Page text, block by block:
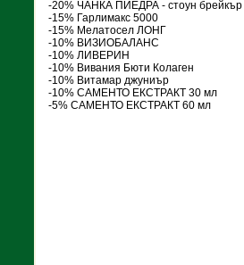
-20% ЧАНКА ПИЕДРА - стоун брейкър
-15% Гарлимакс 5000
-15% Мелатосел ЛОНГ
-10% ВИЗИОБАЛАНС
-10% ЛИВЕРИН
-10% Вивания Бюти Колаген
-10% Витамар джуниър
-10% САМЕНТО ЕКСТРАКТ 30 мл
-5% САМЕНТО ЕКСТРАКТ 60 мл